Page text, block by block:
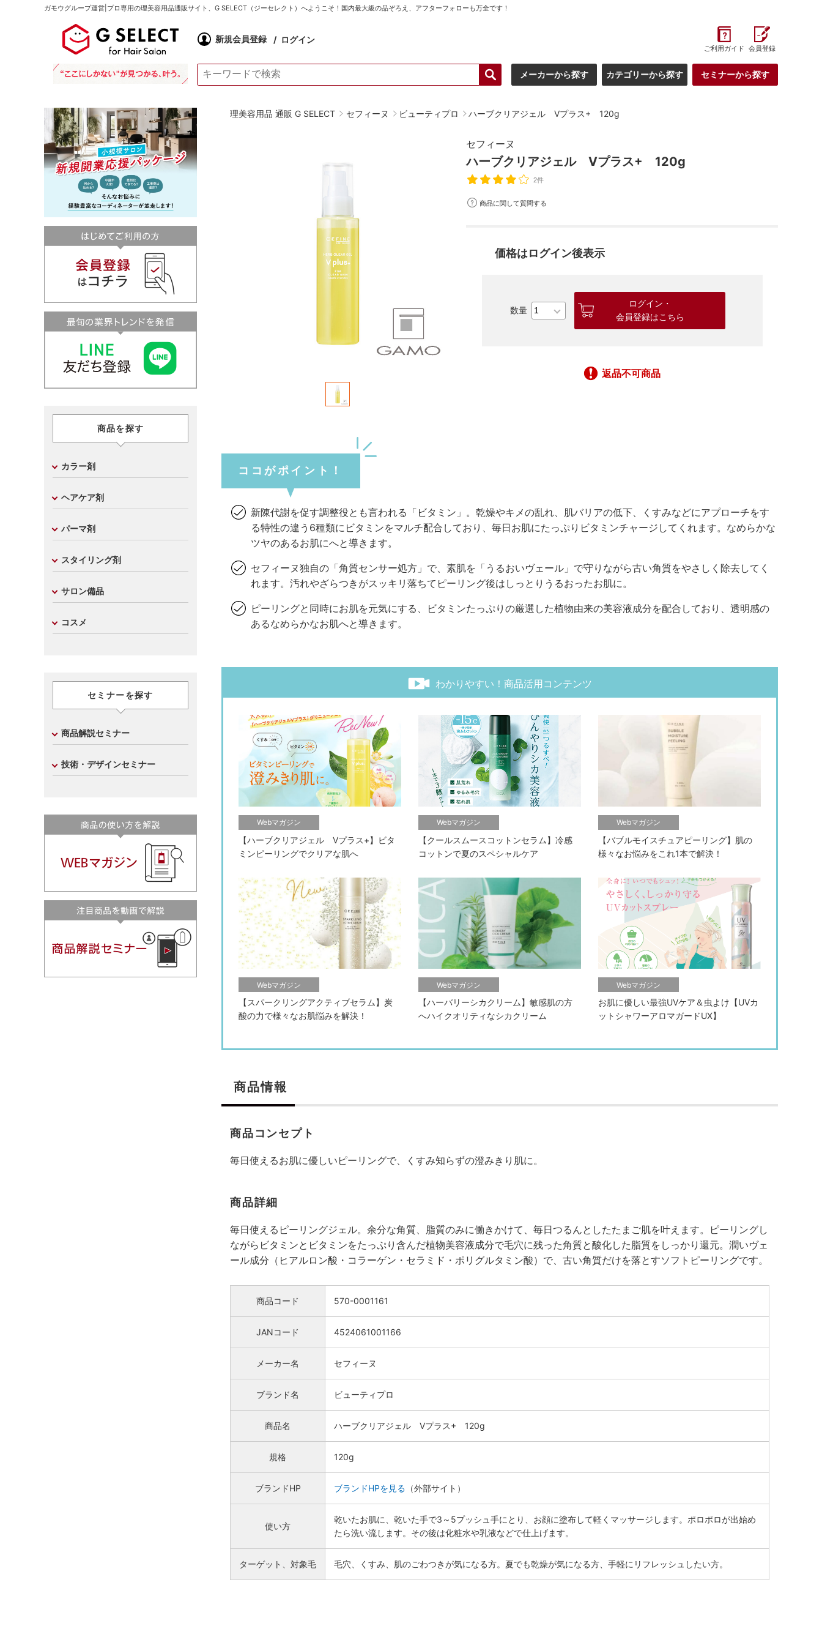
ガモウグループ運営|プロ専用の理美容用品通販サイト、G SELECT（ジーセレクト）へようこそ！国内最大級の品ぞろえ、アフターフォローも万全です！
ご利用ガイド 会員登録
メーカーから探す カテゴリーから探す セミナーから探す
新規会員登録 ログイン
理美容用品 通販 G SELECT セフィーヌ ビューティプロ ハーブクリアジェル Vプラス+ 120g
セフィーヌ
ハーブクリアジェル Vプラス+ 120g
2件
商品に関して質問する
価格はログイン後表示
ログイン・
会員登録はこちら
返品不可商品
ココがポイント！
新陳代謝を促す調整役とも言われる「ビタミン」。乾燥やキメの乱れ、肌バリアの低下、くすみなどにアプローチをす
る特性の違う6種類にビタミンをマルチ配合しており、毎日お肌にたっぷりビタミンチャージしてくれます。なめらかな
ツヤのあるお肌にへと導きます。
セフィーヌ独自の「角質センサー処方」で、素肌を「うるおいヴェール」で守りながら古い角質をやさしく除去してく
れます。汚れやざらつきがスッキリ落ちてピーリング後はしっとりうるおったお肌に。
ピーリングと同時にお肌を元気にする、ビタミンたっぷりの厳選した植物由来の美容液成分を配合しており、透明感の
あるなめらかなお肌へと導きます。
わかりやすい！商品活用コンテンツ
Webマガジン
【ハーブクリアジェル Vプラス+】ビタ
ミンピーリングでクリアな肌へ
Webマガジン
【クールスムースコットンセラム】冷感
コットンで夏のスペシャルケア
Webマガジン
【バブルモイスチュアピーリング】肌の
様々なお悩みをこれ1本で解決！
Webマガジン
【スパークリングアクティブセラム】炭
酸の力で様々なお肌悩みを解決！
Webマガジン
【ハーバリーシカクリーム】敏感肌の方
へハイクオリティなシカクリーム
Webマガジン
お肌に優しい最強UVケア＆虫よけ【UVカ
ットシャワーアロマガードUX】
商品情報
商品コンセプト
毎日使えるお肌に優しいピーリングで、くすみ知らずの澄みきり肌に。
商品詳細
毎日使えるピーリングジェル。余分な角質、脂質のみに働きかけて、毎日つるんとしたたまご肌を叶えます。ピーリングし
ながらビタミンとビタミンをたっぷり含んだ植物美容液成分で毛穴に残った角質と酸化した脂質をしっかり還元。潤いヴェ
ール成分（ヒアルロン酸・コラーゲン・セラミド・ポリグルタミン酸）で、古い角質だけを落とすソフトピーリングです。
商品コード 570-0001161
JANコード 4524061001166
メーカー名 セフィーヌ
ブランド名 ビューティプロ
商品名 ハーブクリアジェル Vプラス+ 120g
規格 120g
ブランドHP ブランドHPを見る （外部サイト）
使い方
乾いたお肌に、乾いた手で3～5プッシュ手にとり、お顔に塗布して軽くマッサージします。ポロポロが出始め
たら洗い流します。その後は化粧水や乳液などで仕上げます。
ターゲット、対象毛 毛穴、くすみ、肌のごわつきが気になる方。夏でも乾燥が気になる方、手軽にリフレッシュしたい方。
商品を探す
カラー剤
ヘアケア剤
パーマ剤
スタイリング剤
サロン備品
コスメ
セミナーを探す
商品解説セミナー
技術・デザインセミナー